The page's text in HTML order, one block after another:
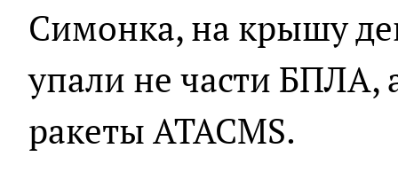
Симонка, на крышу
упали не части БПЛА,
ракеты ATACMS.